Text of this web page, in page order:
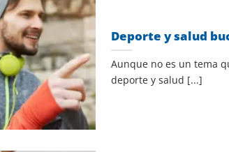
Deporte y salud
Aunque no es un tema
deporte y salud [...]